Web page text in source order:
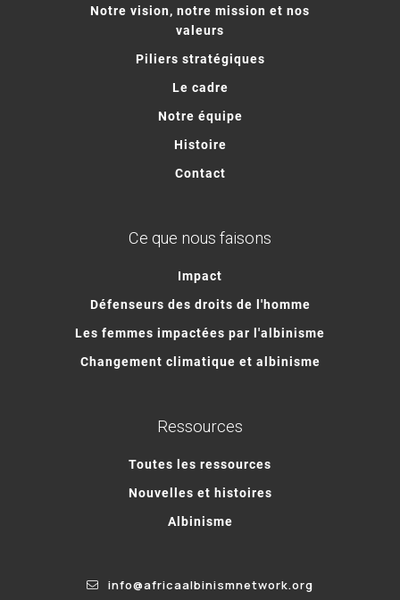
Notre vision, notre mission et nos
valeurs
Piliers stratégiques
Le cadre
Notre équipe
Histoire
Contact
Ce que nous faisons
Impact
Défenseurs des droits de l'homme
Les femmes impactées par l'albinisme
Changement climatique et albinisme
Ressources
Toutes les ressources
Nouvelles et histoires
Albinisme
info@africaalbinismnetwork.org